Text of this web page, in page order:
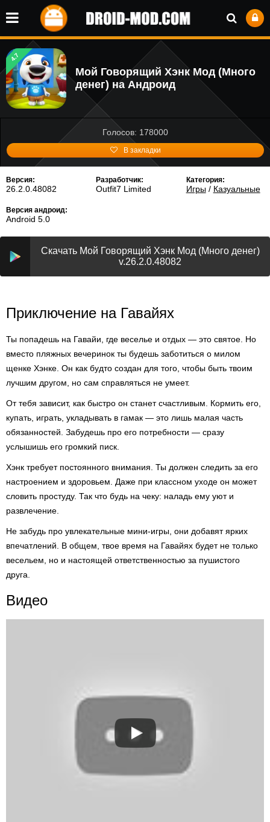
4.7
Мой Говорящий Хэнк Мод (Много
денег) на Андроид
Голосов: 178000
В закладки
Версия:
26.2.0.48082
Разработчик:
Outfit7 Limited
Категория:
Игры/ Казуальные
Версия андроид:
Android 5.0
Скачать Мой Говорящий Хэнк Мод (Много денег)
v.26.2.0.48082
Приключение на Гавайях
Ты попадешь на Гавайи, где веселье и отдых — это святое. Но
вместо пляжных вечеринок ты будешь заботиться о милом
щенке Хэнке. Он как будто создан для того, чтобы быть твоим
лучшим другом, но сам справляться не умеет.
От тебя зависит, как быстро он станет счастливым. Кормить его,
купать, играть, укладывать в гамак — это лишь малая часть
обязанностей. Забудешь про его потребности — сразу
услышишь его громкий писк.
Хэнк требует постоянного внимания. Ты должен следить за его
настроением и здоровьем. Даже при классном уходе он может
словить простуду. Так что будь на чеку: наладь ему уют и
развлечение.
Не забудь про увлекательные мини-игры, они добавят ярких
впечатлений. В общем, твое время на Гавайях будет не только
весельем, но и настоящей ответственностью за пушистого
друга.
Видео